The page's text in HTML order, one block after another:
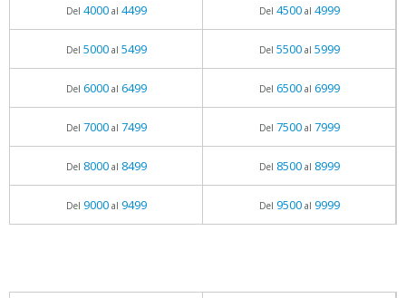
Del 4000al 4499 Del 4500al 4999
Del 5000al 5499 Del 5500al 5999
Del 6000al 6499 Del 6500al 6999
Del 7000al 7499 Del 7500al 7999
Del 8000al 8499 Del 8500al 8999
Del 9000al 9499 Del 9500al 9999